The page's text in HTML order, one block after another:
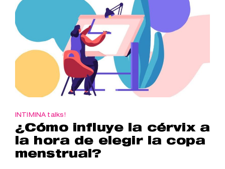
INTIMINA talks!
¿Cómo influye la cérvix a
la hora de elegir la copa
menstrual?